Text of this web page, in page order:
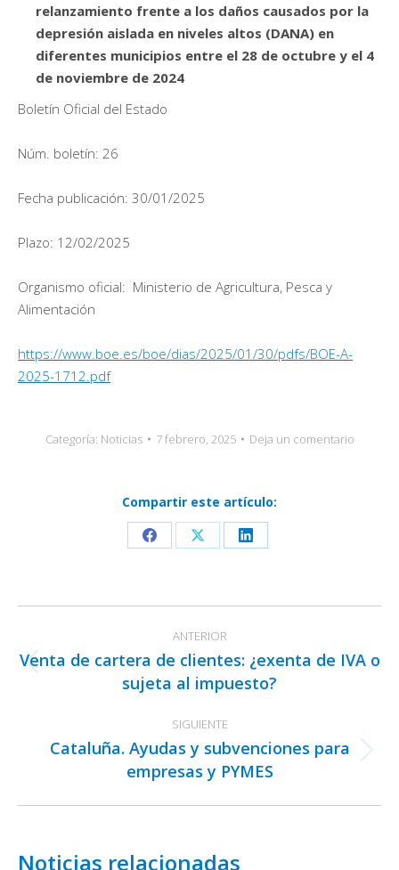
relanzamiento frente a los daños causados por la
depresión aislada en niveles altos (DANA) en
diferentes municipios entre el 28 de octubre y el 4
de noviembre de 2024
Boletín Oficial del Estado
Núm. boletín: 26
Fecha publicación: 30/01/2025
Plazo: 12/02/2025
Organismo oficial: Ministerio de Agricultura, Pesca y
Alimentación
https://www.boe.es/boe/dias/2025/01/30/pdfs/BOE-A-
2025-1712.pdf
Categoría: Noticias 7 febrero, 2025 Deja un comentario
Compartir este artículo:
Share
Facebook
Share
X
Share
LinkedIn
entre
publicaciones
ANTERIOR
Publicación
anterior:
Venta de cartera de clientes: ¿exenta de IVA o
sujeta al impuesto?
SIGUIENTE
Publicación
siguiente:
Cataluña. Ayudas y subvenciones para
empresas y PYMES
Noticias relacionadas